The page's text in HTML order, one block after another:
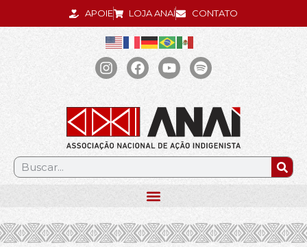
APOIE LOJA ANAÍ CONTATO
.